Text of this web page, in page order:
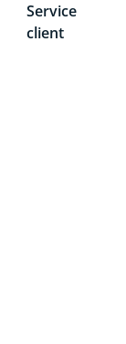
Service
client